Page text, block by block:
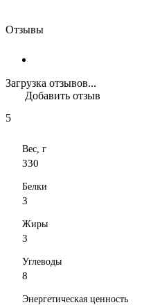
Отзывы
Загрузка отзывов...
5
Добавить отзыв
Вес, г
330
Белки
3
Жиры
3
Углеводы
8
Энергетическая ценность